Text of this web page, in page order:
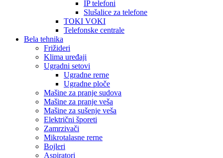
IP telefoni
Slušalice za telefone
TOKI VOKI
Telefonske centrale
Bela tehnika
Frižideri
Klima uređaji
Ugradni setovi
Ugradne rerne
Ugradne ploče
Mašine za pranje sudova
Mašine za pranje veša
Mašine za sušenje veša
Električni šporeti
Zamrzivači
Mikrotalasne rerne
Bojleri
Aspiratori